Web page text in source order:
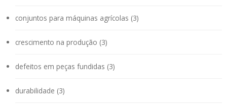
conjuntos para máquinas agrícolas (3)
crescimento na produção (3)
defeitos em peças fundidas (3)
durabilidade (3)